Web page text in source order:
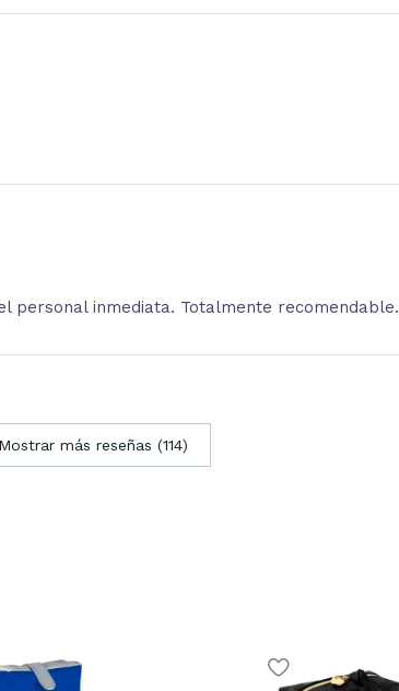
personal inmediata. Totalmente recomendable.
Mostrar más reseñas (114)